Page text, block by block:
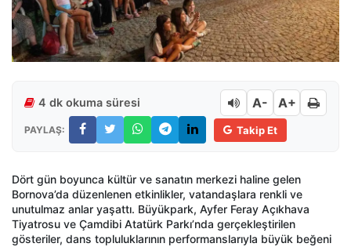
4 dk okuma süresi A- A+
PAYLAŞ: Takip Et
Dört gün boyunca kültür ve sanatın merkezi haline gelen
Bornova’da düzenlenen etkinlikler, vatandaşlara renkli ve
unutulmaz anlar yaşattı. Büyükpark, Ayfer Feray Açıkhava
Tiyatrosu ve Çamdibi Atatürk Parkı’nda gerçekleştirilen
gösteriler, dans topluluklarının performanslarıyla büyük beğeni